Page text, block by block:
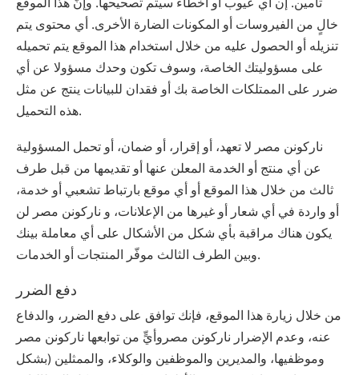
خالٍ من الفيروسات أو المكونات الضارة الأخرى. أي محتوى يتم
تنزيله أو الحصول عليه من خلال استخدام هذا الموقع يتم تحميله
على مسؤوليتك الخاصة، وسوف تكون وحدك مسؤولا عن أي
ضرر على الممتلكات الخاصة بك أو فقدان للبيانات ينتج عن مثل
هذه التحميل.
‫ناركونن‬ ‫مصر‬ لا تعهد، أو إقرار، أو ضمان، أو تحمل المسؤولية
عن أي منتج أو الخدمة المعلن عنها أو تقديمها من قبل طرف
ثالث من خلال هذا الموقع أو أي موقع بارتباط تشعبي أو خدمة،
أو واردة في أي شعار أو غيرها من الإعلانات، و ‫ناركونن‬ ‫مصر‬ لن
يكون هناك مراقبة بأي شكل من الأشكال على أي معاملة بينك
وبين الطرف الثالث موفّر المنتجات أو الخدمات.
دفع الضرر
من خلال زيارة هذا الموقع، فإنك توافق على دفع الضرر، والدفاع
عنه، وعدم الإضرار ‫ناركونن‬ ‫مصر‬وأيٍّ من توابعها ‫ناركونن‬ ‫مصر‬
وموظفيها، والمديرين والموظفين والوكلاء، والممثلين (بشكل